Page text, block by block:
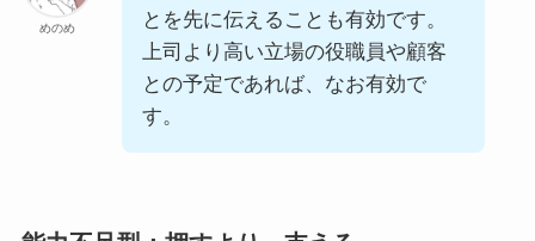
めのめ
とを先に伝えることも有効です。
上司より高い立場の役職員や顧客
との予定であれば、なお有効で
す。